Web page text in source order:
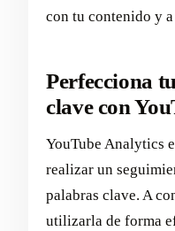
con tu contenido y
Perfecciona
clave con
YouTube Analytics
realizar un
palabras clave. A
utilizarla de forma